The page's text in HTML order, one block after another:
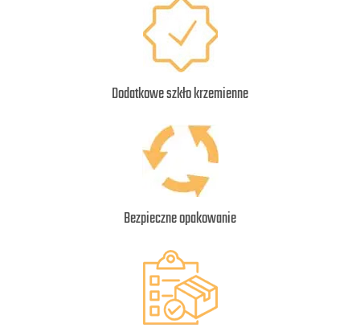
Dodatkowe szkło krzemienne
Bezpieczne opakowanie